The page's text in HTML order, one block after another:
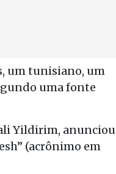
um tunisiano, um
uma fonte
Yildirim, anunciou
(acrônimo em